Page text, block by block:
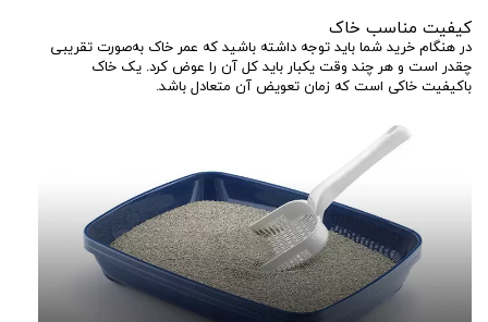
کیفیت مناسب خاک
در هنگام خرید شما باید توجه داشته باشید که عمر خاک به‌صورت تقریبی
چقدر است و هر چند وقت یکبار باید کل آن را عوض کرد. یک خاک
باکیفیت خاکی است که زمان تعویض آن متعادل باشد.